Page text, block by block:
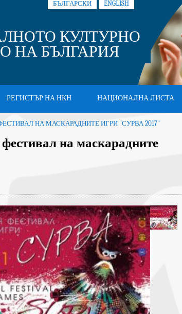
БЪЛГАРСКИ ENGLISH
КУЛТУРНО
НА БЪЛГАРИЯ
РЕГИСТЪР НА НКН НАЦИОНАЛНА ЛИСТА
НА МАСКАРАДНИТЕ ИГРИ "СУРВА 2017"
на маскарадните